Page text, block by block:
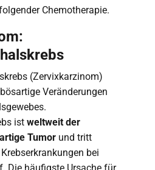
Chemotherapie.
(Zervixkarzinom)
Veränderungen
ist weltweit der
Tumor und tritt
bei